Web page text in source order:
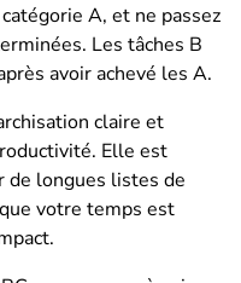
A, et ne passez
Les tâches B
avoir achevé les A.
claire et
Elle est
longues listes de
votre temps est